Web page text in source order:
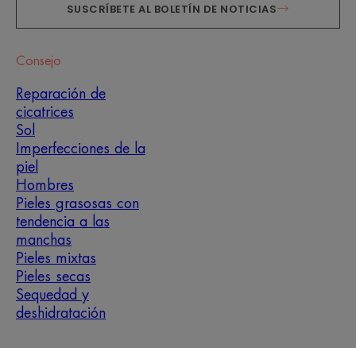
SUSCRÍBETE AL BOLETÍN DE NOTICIAS
Consejo
Reparación de
cicatrices
Sol
Imperfecciones de la
piel
Hombres
Pieles grasosas con
tendencia a las
manchas
Pieles mixtas
Pieles secas
Sequedad y
deshidratación